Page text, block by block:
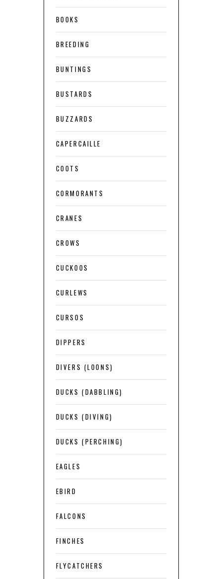
BOOKS
BREEDING
BUNTINGS
BUSTARDS
BUZZARDS
CAPERCAILLE
COOTS
CORMORANTS
CRANES
CROWS
CUCKOOS
CURLEWS
CURSOS
DIPPERS
DIVERS (LOONS)
DUCKS (DABBLING)
DUCKS (DIVING)
DUCKS (PERCHING)
EAGLES
EBIRD
FALCONS
FINCHES
FLYCATCHERS